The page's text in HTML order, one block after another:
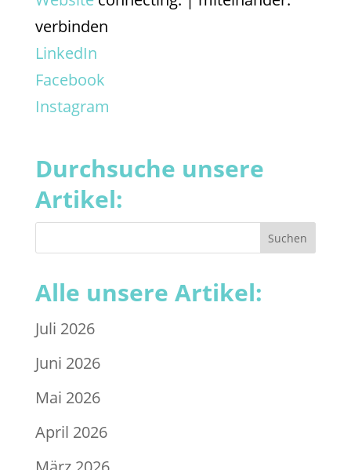
verbinden
LinkedIn
Facebook
Instagram
Durchsuche unsere
Artikel:
Alle unsere Artikel:
Juli 2026
Juni 2026
Mai 2026
April 2026